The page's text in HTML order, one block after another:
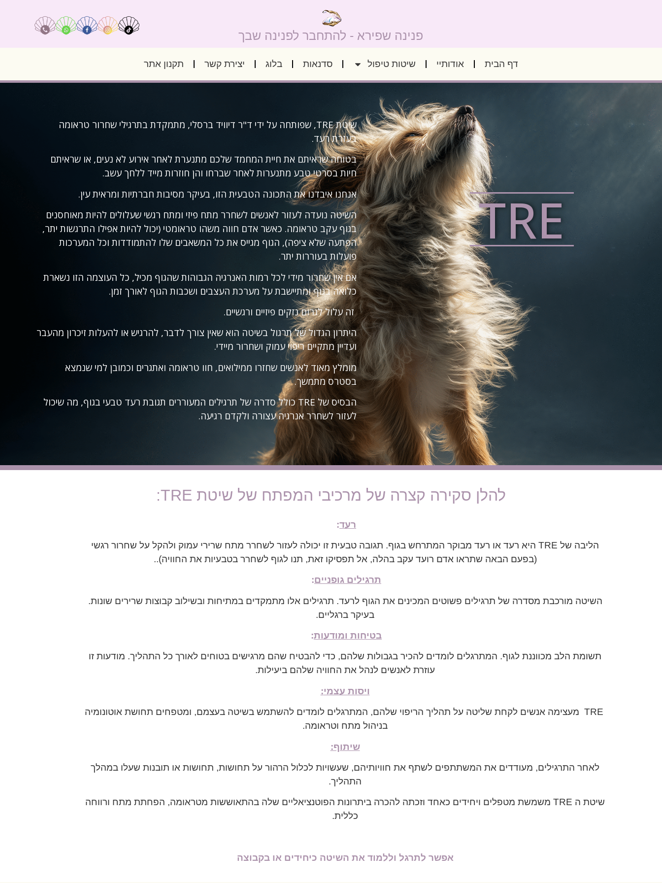
פנינה שפירא - להתחבר לפנינה שבך
דף הבית אודותיי שיטות טיפול סדנאות בלוג יצירת קשר תקנון אתר
TRE
שיטת TRE, שפותחה על ידי ד"ר דיוויד ברסלי, מתמקדת בתרגילי שחרור טראומה
בעזרת רעד.
בטוחה שראיתם את חיית המחמד שלכם מתנערת לאחר אירוע לא נעים, או שראיתם
חיות בסרטי טבע מתנערות לאחר שברחו והן חוזרות מייד ללחך עשב.
אנחנו איבדנו את התכונה הטבעית הזו, בעיקר מסיבות חברתיות ומראית עין.
השיטה נועדה לעזור לאנשים לשחרר מתח פיזי ומתח רגשי שעלולים להיות מאוחסנים
בגוף עקב טראומה. כאשר אדם חווה משהו טראומטי (יכול להיות אפילו התרגשות יתר,
הפתעה שלא ציפה), הגוף מגייס את כל המשאבים שלו להתמודדות וכל המערכות
פועלות בעוררות יתר.
אם אין שחרור מידי לכל רמות האנרגיה הגבוהות שהגוף מכיל, כל העוצמה הזו נשארת
כלואה בגוף ומתיישבת על מערכת העצבים ושכבות הגוף לאורך זמן.
זה עלול לגרום נזקים פיזיים ורגשיים.
היתרון הגדול של תרגול בשיטה הוא שאין צורך לדבר, להרגיש או להעלות זיכרון מהעבר
ועדיין מתקיים ריפוי עמוק ושחרור מיידי.
מומלץ מאוד לאנשים שחזרו ממילואים, חוו טראומה ואתגרים וכמובן למי שנמצא
בסטרס מתמשך.
הבסיס של TRE כולל סדרה של תרגילים המעוררים תגובת רעד טבעי בגוף, מה שיכול
לעזור לשחרר אנרגיה עצורה ולקדם רגיעה.
להלן סקירה קצרה של מרכיבי המפתח של שיטת TRE:
רעד:
הליבה של TRE היא רעד או רעד מבוקר המתרחש בגוף. תגובה טבעית זו יכולה לעזור לשחרר מתח שרירי עמוק ולהקל על שחרור רגשי
(בפעם הבאה שתראו אדם רועד עקב בהלה, אל תפסיקו זאת, תנו לגוף לשחרר בטבעיות את החוויה)..
תרגילים גופניים:
השיטה מורכבת מסדרה של תרגילים פשוטים המכינים את הגוף לרעד. תרגילים אלו מתמקדים במתיחות ובשילוב קבוצות שרירים שונות.
בעיקר ברגליים.
בטיחות ומודעות:
תשומת הלב מכווננת לגוף. המתרגלים לומדים להכיר בגבולות שלהם, כדי להבטיח שהם מרגישים בטוחים לאורך כל התהליך. מודעות זו
עוזרת לאנשים לנהל את החוויה שלהם ביעילות.
ויסות עצמי:
TRE מעצימה אנשים לקחת שליטה על תהליך הריפוי שלהם, המתרגלים לומדים להשתמש בשיטה בעצמם, ומטפחים תחושת אוטונומיה
בניהול מתח וטראומה.
שיתוף:
לאחר התרגילים, מעודדים את המשתתפים לשתף את חוויותיהם, שעשויות לכלול הרהור על תחושות, תחושות או תובנות שעלו במהלך
התהליך.
שיטת ה TRE משמשת מטפלים ויחידים כאחד וזכתה להכרה ביתרונות הפוטנציאליים שלה בהתאוששות מטראומה, הפחתת מתח ורווחה
כללית.
אפשר לתרגל וללמוד את השיטה כיחידים או בקבוצה